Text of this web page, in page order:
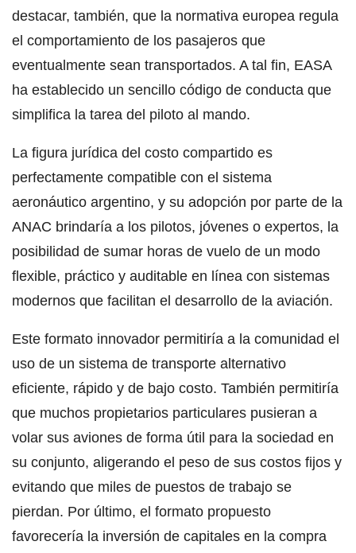
destacar, también, que la normativa europea regula
el comportamiento de los pasajeros que
eventualmente sean transportados. A tal fin, EASA
ha establecido un sencillo código de conducta que
simplifica la tarea del piloto al mando.
La figura jurídica del costo compartido es
perfectamente compatible con el sistema
aeronáutico argentino, y su adopción por parte de la
ANAC brindaría a los pilotos, jóvenes o expertos, la
posibilidad de sumar horas de vuelo de un modo
flexible, práctico y auditable en línea con sistemas
modernos que facilitan el desarrollo de la aviación.
Este formato innovador permitiría a la comunidad el
uso de un sistema de transporte alternativo
eficiente, rápido y de bajo costo. También permitiría
que muchos propietarios particulares pusieran a
volar sus aviones de forma útil para la sociedad en
su conjunto, aligerando el peso de sus costos fijos y
evitando que miles de puestos de trabajo se
pierdan. Por último, el formato propuesto
favorecería la inversión de capitales en la compra